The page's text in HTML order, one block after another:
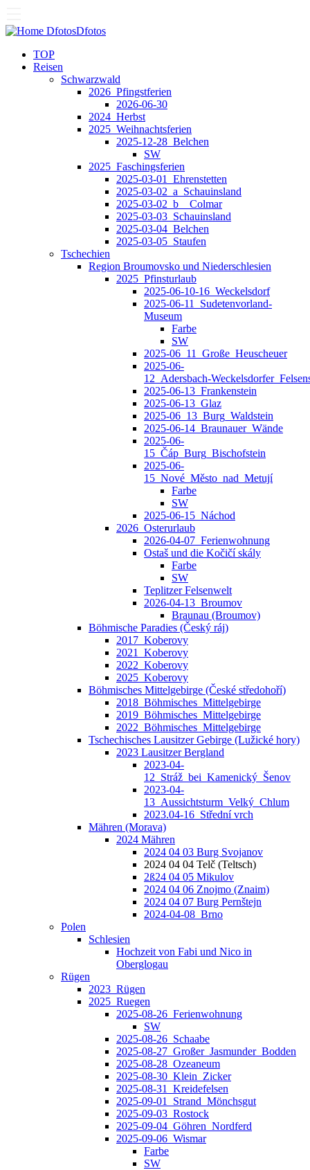
DfotosDfotos
TOP
Reisen
Schwarzwald
2026_Pfingstferien
2026-06-30
2024_Herbst
2025_Weihnachtsferien
2025-12-28_Belchen
SW
2025_Faschingsferien
2025-03-01_Ehrenstetten
2025-03-02_a_Schauinsland
2025-03-02_b__Colmar
2025-03-03_Schauinsland
2025-03-04_Belchen
2025-03-05_Staufen
Tschechien
Region Broumovsko und Niederschlesien
2025_Pfinsturlaub
2025-06-10-16_Weckelsdorf
2025-06-11_Sudetenvorland-
Museum
Farbe
SW
2025-06_11_Große_Heuscheuer
2025-06-
2025-06-13_Frankenstein
2025-06-13_Glaz
2025-06_13_Burg_Waldstein
2025-06-14_Braunauer_Wände
2025-06-
15_Čáp_Burg_Bischofstein
2025-06-
15_Nové_Město_nad_Metují
Farbe
SW
2025-06-15_Náchod
2026_Osterurlaub
2026-04-07_Ferienwohnung
Ostaš und die Kočičí skály
Farbe
SW
Teplitzer Felsenwelt
2026-04-13_Broumov
Braunau (Broumov)
Böhmische Paradies (Český ráj)
2017_Koberovy
2021_Koberovy
2022_Koberovy
2025_Koberovy
Böhmisches Mittelgebirge (České středohoří)
2018_Böhmisches_Mittelgebirge
2019_Böhmisches_Mittelgebirge
2022_Böhmisches_Mittelgebirge
Tschechisches Lausitzer Gebirge (Lužické hory)
2023 Lausitzer Bergland
2023-04-
12_Stráž_bei_Kamenický_Šenov
2023-04-
13_Aussichtsturm_Velký_Chlum
2023.04-16_Střední vrch
Mähren (Morava)
2024 Mähren
2024 04 03 Burg Svojanov
2024 04 04 Telč (Teltsch)
2ß24 04 05 Mikulov
2024 04 06 Znojmo (Znaim)
2024 04 07 Burg Pernštejn
2024-04-08_Brno
Polen
Schlesien
Hochzeit von Fabi und Nico in
Oberglogau
Rügen
2023_Rügen
2025_Ruegen
2025-08-26_Ferienwohnung
SW
2025-08-26_Schaabe
2025-08-27_Großer_Jasmunder_Bodden
2025-08-28_Ozeaneum
2025-08-30_Klein_Zicker
2025-08-31_Kreidefelsen
2025-09-01_Strand_Mönchsgut
2025-09-03_Rostock
2025-09-04_Göhren_Nordferd
2025-09-06_Wismar
Farbe
SW